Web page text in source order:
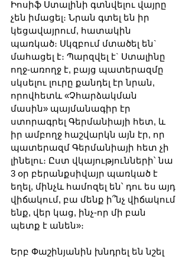
Իոսիֆ Ստալինի գտնվելու վայրը
չեն իմացել։ Նրան գտել են իր
կեցավայրում, հատակին
պառկած։ Սկզբում մտածել են`
մահացել է։ Պարզվել է` Ստալինը
ողջ-առողջ է, բայց պատերազմը
սկսելու լուրը քանդել էր նրան,
որովհետև «Չհարձակման
մասին» պայմանագիր էր
ստորագրել Գերմանիայի հետ, և
իր ամբողջ հաշվարկն այն էր, որ
պատերազմ Գերմանիայի հետ չի
լինելու։ Ըստ վկայությունների՝ նա
3 օր բերանքսիվայր պառկած է
եղել, մինչև համոզել են՝ դու ես այդ
վիճակում, բա մենք ի՞նչ վիճակում
ենք, վեր կաց, ինչ-որ մի բան
պետք է անեն»։
Երբ Փաշինյանին խնդրել են նշել